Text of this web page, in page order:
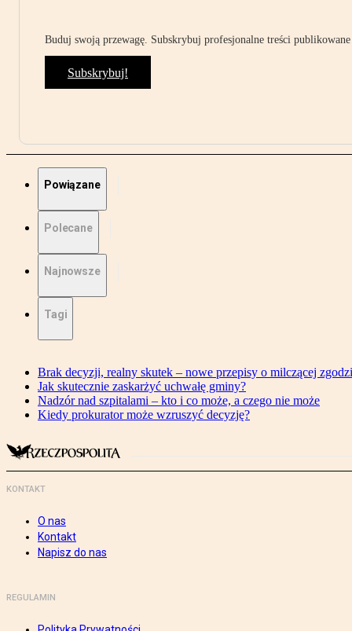
Buduj swoją przewagę. Subskrybuj profesjonalne treści
Subskrybuj!
Powiązane
Polecane
Najnowsze
Tagi
Brak decyzji, realny skutek – nowe przepisy o milczącej
Jak skutecznie zaskarżyć uchwałę gminy?
Nadzór nad szpitalami – kto i co może, a czego nie może
Kiedy prokurator może wzruszyć decyzję?
KONTAKT
O nas
Kontakt
Napisz do nas
REGULAMIN